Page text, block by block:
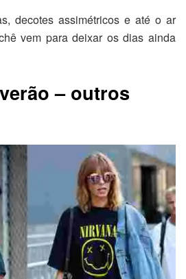
decotes assimétricos e até o ar
vem para deixar os dias ainda
– outros